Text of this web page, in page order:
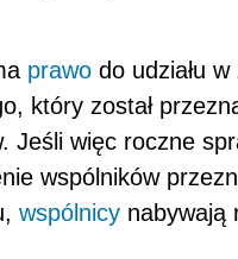
prawo do udziału
który został
Jeśli więc roczne
wspólników
wspólnicy nabywają